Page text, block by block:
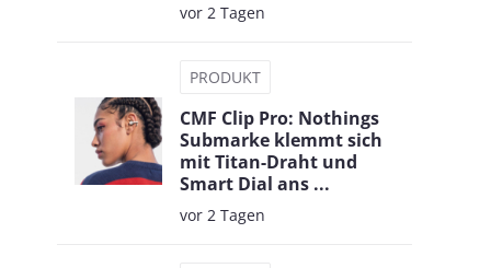
vor 2 Tagen
PRODUKT
CMF Clip Pro: Nothings
Submarke klemmt sich
mit Titan-Draht und
Smart Dial ans ...
vor 2 Tagen